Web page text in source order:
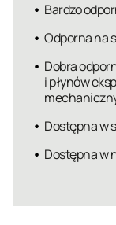
Bardzo
Odporna na
Dobra
i płynów
Dostępna w
Dostępna w